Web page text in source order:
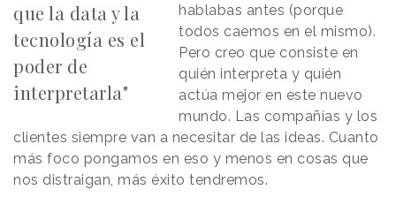
que la data y la
tecnología es el
poder de
interpretarla"
hablabas antes (porque
todos caemos en el mismo).
Pero creo que consiste en
quién interpreta y quién
actúa mejor en este nuevo
mundo. Las compañías y los
clientes siempre van a necesitar de las ideas. Cuanto
más foco pongamos en eso y menos en cosas que
nos distraigan, más éxito tendremos.